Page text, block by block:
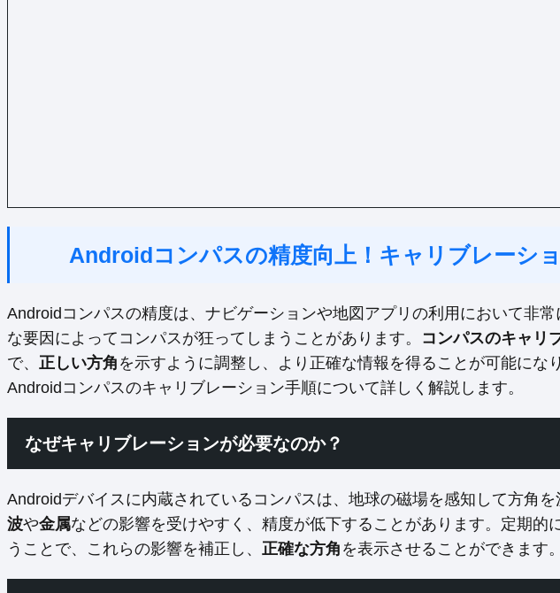
Androidコンパスの精度向上！キャリブレーシ
Androidコンパスの精度は、ナビゲーションや地図アプリの利用において非
な要因によってコンパスが狂ってしまうことがあります。 コンパスのキャリ
で、 正しい方角 を示すように調整し、より正確な情報を得ることが可能にな
Androidコンパスのキャリブレーション手順について詳しく解説します。
なぜキャリブレーションが必要なのか？
Androidデバイスに内蔵されているコンパスは、地球の磁場を感知して方角を
波や金属などの影響を受けやすく、精度が低下することがあります。定期的
うことで、これらの影響を補正し、 正確な方角 を表示させることができます。